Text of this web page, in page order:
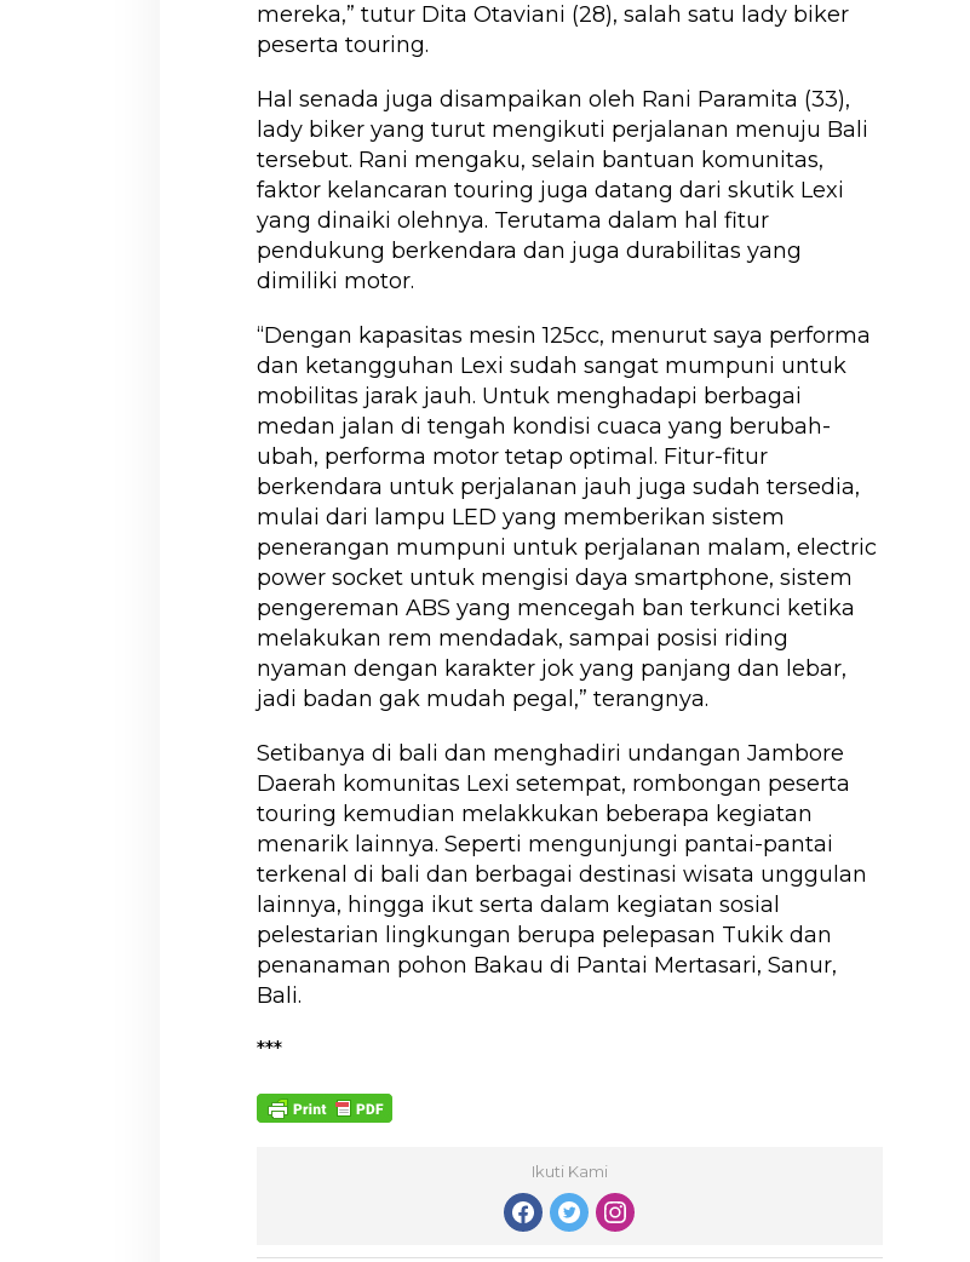
mereka,” tutur Dita Otaviani (28), salah satu lady biker
peserta touring.
Hal senada juga disampaikan oleh Rani Paramita (33),
lady biker yang turut mengikuti perjalanan menuju Bali
tersebut. Rani mengaku, selain bantuan komunitas,
faktor kelancaran touring juga datang dari skutik Lexi
yang dinaiki olehnya. Terutama dalam hal fitur
pendukung berkendara dan juga durabilitas yang
dimiliki motor.
“Dengan kapasitas mesin 125cc, menurut saya performa
dan ketangguhan Lexi sudah sangat mumpuni untuk
mobilitas jarak jauh. Untuk menghadapi berbagai
medan jalan di tengah kondisi cuaca yang berubah-
ubah, performa motor tetap optimal. Fitur-fitur
berkendara untuk perjalanan jauh juga sudah tersedia,
mulai dari lampu LED yang memberikan sistem
penerangan mumpuni untuk perjalanan malam, electric
power socket untuk mengisi daya smartphone, sistem
pengereman ABS yang mencegah ban terkunci ketika
melakukan rem mendadak, sampai posisi riding
nyaman dengan karakter jok yang panjang dan lebar,
jadi badan gak mudah pegal,” terangnya.
Setibanya di bali dan menghadiri undangan Jambore
Daerah komunitas Lexi setempat, rombongan peserta
touring kemudian melakkukan beberapa kegiatan
menarik lainnya. Seperti mengunjungi pantai-pantai
terkenal di bali dan berbagai destinasi wisata unggulan
lainnya, hingga ikut serta dalam kegiatan sosial
pelestarian lingkungan berupa pelepasan Tukik dan
penanaman pohon Bakau di Pantai Mertasari, Sanur,
Bali.
***
Ikuti Kami